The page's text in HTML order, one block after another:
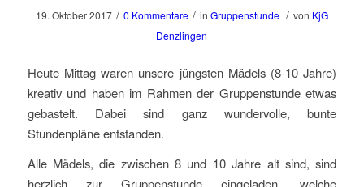
19. Oktober 2017 / 0 Kommentare / in Gruppenstunde / von KjG
Denzlingen
Heute Mittag waren unsere jüngsten Mädels (8-10 Jahre)
kreativ und haben im Rahmen der Gruppenstunde etwas
gebastelt. Dabei sind ganz wundervolle, bunte
Stundenpläne entstanden.
Alle Mädels, die zwischen 8 und 10 Jahre alt sind, sind